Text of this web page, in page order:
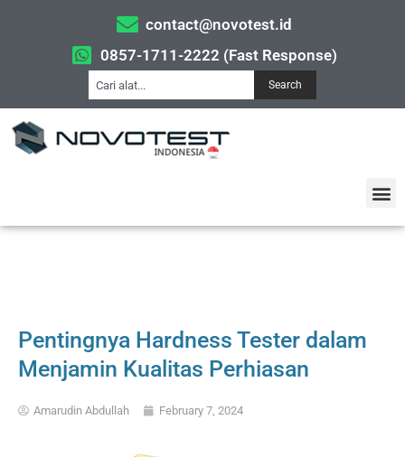
contact@novotest.id
0857-1711-2222 (Fast Response)
Search
Pentingnya Hardness Tester dalam
Menjamin Kualitas Perhiasan
Amarudin Abdullah February 7, 2024